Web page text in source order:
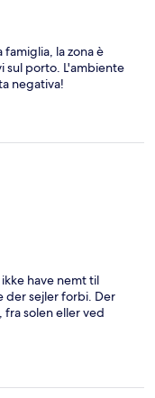
famiglia, la zona è
sul porto. L'ambiente
negativa!
have nemt til
der sejler forbi. Der
solen eller ved